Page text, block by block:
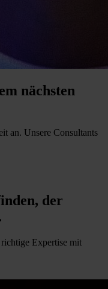
nächsten
an. Unsere Consultants
der
Expertise mit